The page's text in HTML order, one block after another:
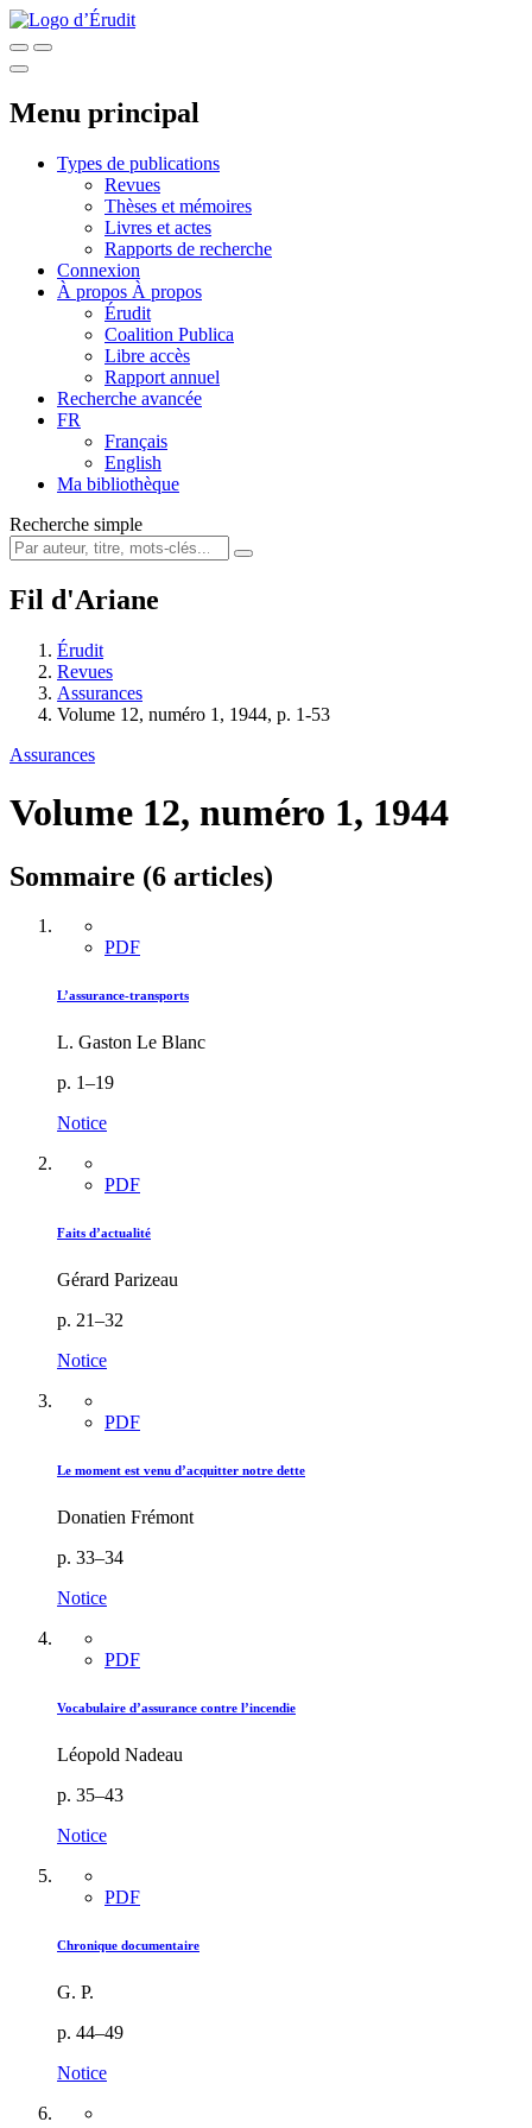
Menu principal
Types de publications
Revues
Thèses et mémoires
Livres et actes
Rapports de recherche
Connexion
À propos À propos
Érudit
Coalition Publica
Libre accès
Rapport annuel
Recherche avancée
FR
Français
English
Ma bibliothèque
Recherche simple
Fil d'Ariane
Érudit
Revues
Assurances
Volume 12, numéro 1, 1944, p. 1-53
Assurances
Volume 12, numéro 1, 1944
Sommaire (6 articles)
PDF
L’assurance-transports
L. Gaston Le Blanc
p. 1–19
Notice
PDF
Faits d’actualité
Gérard Parizeau
p. 21–32
Notice
PDF
Le moment est venu d’acquitter notre dette
Donatien Frémont
p. 33–34
Notice
PDF
Vocabulaire d’assurance contre l’incendie
Léopold Nadeau
p. 35–43
Notice
PDF
Chronique documentaire
G. P.
p. 44–49
Notice